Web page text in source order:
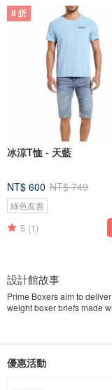
8 折
冰涼T恤 - 天藍
NT$ 600 NT$ 749
綠色友善
5 (1)
設計館故事
Prime Boxers aim to
weight boxer briefs made
advance the
corner of our company. It's
company. We shall strive
優惠活動